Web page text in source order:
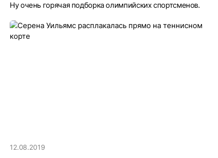
Ну очень горячая подборка олимпийских спортсменов.
12.08.2019